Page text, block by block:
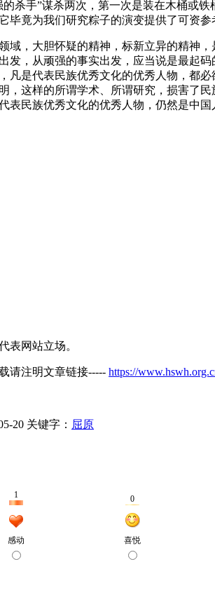
杀手”谋杀两次，第一次是装在木桶或
毕竟为我们研究粽子的演变提供了可资
，大胆怀疑的精神，标新立异的精神，
发，从顽强的事实出发，应当说是最起
凡是代表民族优秀文化的优秀人物，都
，这样的所谓学术、所谓研究，损害了
表民族优秀文化的优秀人物，仍然是中
表网站立场。
请注明文章链接----- https://
20 关键字： 屈原